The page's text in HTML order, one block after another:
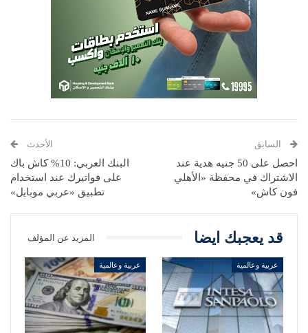
السابق
احصل على 50 جنيه هدية عند
الاشتراك في محفظة «الأهلي
فون كاش»
الأحدث
البنك العربي: 10% كاش باك
على فواتيرك عند استخدام
تطبيق «عربي موبايل»
قد يعجبك ايضا المزيد عن المؤلف
عربية وعالمية عربية وعالمية